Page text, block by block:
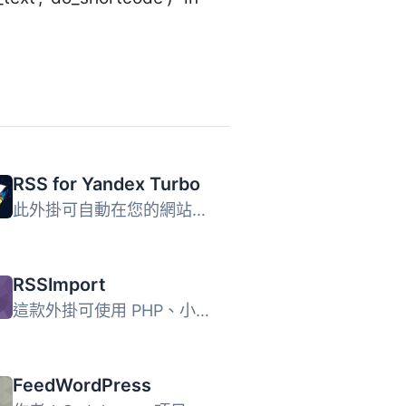
RSS for Yandex Turbo
此外掛可自動在您的網站上建立新的 RSS 訂閱 (或多個訂閱)，...
RSSImport
這款外掛可使用 PHP、小工具或短代碼在您的部落格中顯示 RSS ...
FeedWordPress